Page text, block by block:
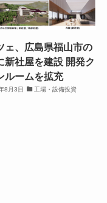
ェ、広島県福山市の
新社屋を建設 開発ク
ルームを拡充
8月3日 工場・設備投資